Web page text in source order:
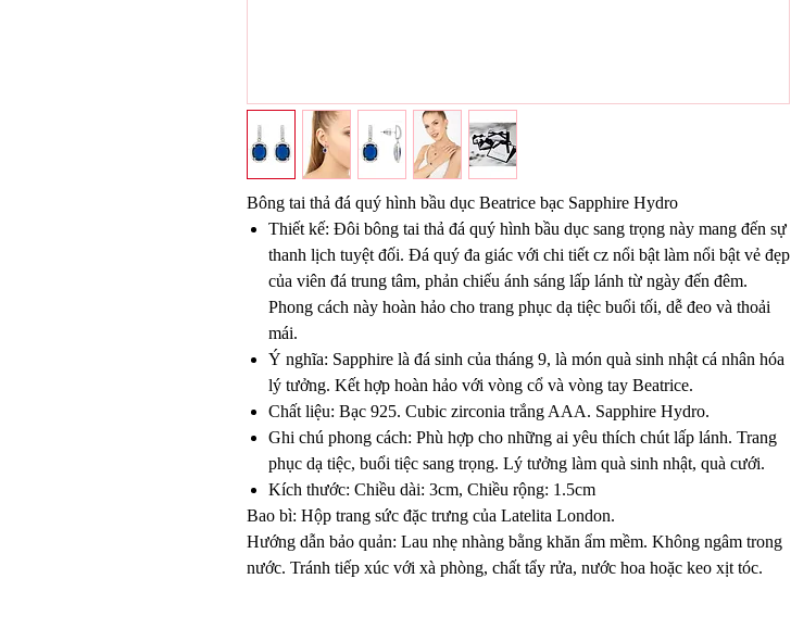
Bông tai thả đá quý hình bầu dục Beatrice bạc Sapphire Hydro
Thiết kế: Đôi bông tai thả đá quý hình bầu dục sang trọng này mang đến sự
thanh lịch tuyệt đối. Đá quý đa giác với chi tiết cz nổi bật làm nổi bật vẻ đẹp
của viên đá trung tâm, phản chiếu ánh sáng lấp lánh từ ngày đến đêm.
Phong cách này hoàn hảo cho trang phục dạ tiệc buổi tối, dễ đeo và thoải
mái.
Ý nghĩa: Sapphire là đá sinh của tháng 9, là món quà sinh nhật cá nhân hóa
lý tưởng. Kết hợp hoàn hảo với vòng cổ và vòng tay Beatrice.
Chất liệu: Bạc 925. Cubic zirconia trắng AAA. Sapphire Hydro.
Ghi chú phong cách: Phù hợp cho những ai yêu thích chút lấp lánh. Trang
phục dạ tiệc, buổi tiệc sang trọng. Lý tưởng làm quà sinh nhật, quà cưới.
Kích thước: Chiều dài: 3cm, Chiều rộng: 1.5cm
Bao bì: Hộp trang sức đặc trưng của Latelita London.
Hướng dẫn bảo quản: Lau nhẹ nhàng bằng khăn ẩm mềm. Không ngâm trong
nước. Tránh tiếp xúc với xà phòng, chất tẩy rửa, nước hoa hoặc keo xịt tóc.